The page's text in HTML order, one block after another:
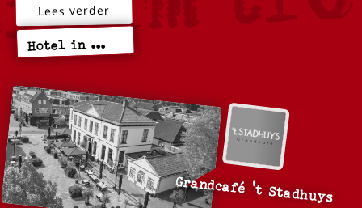
Grandcafé 't Stadhuys